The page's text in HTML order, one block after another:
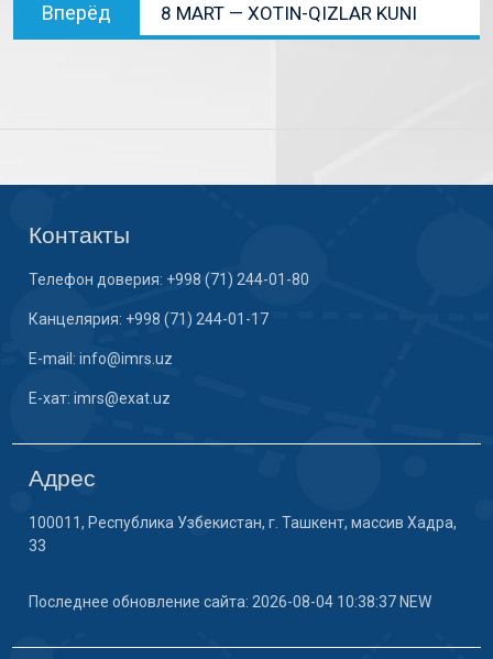
Вперёд 8 MART — XOTIN-QIZLAR KUNI
Контакты
Телефон доверия: +998 (71) 244-01-80
Канцелярия: +998 (71) 244-01-17
E-mail: info@imrs.uz
E-хат: imrs@exat.uz
Адрес
100011, Республика Узбекистан, г. Ташкент, массив Хадра,
33
Последнее обновление сайта: 2026-08-04 10:38:37 NEW